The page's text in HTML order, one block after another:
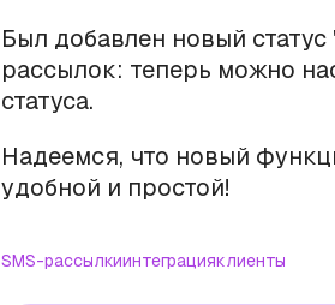
Был добавлен новый
рассылок: теперь можно
статуса.
Надеемся, что новый
удобной и простой!
SMS-рассылкиинтеграцияклиенты